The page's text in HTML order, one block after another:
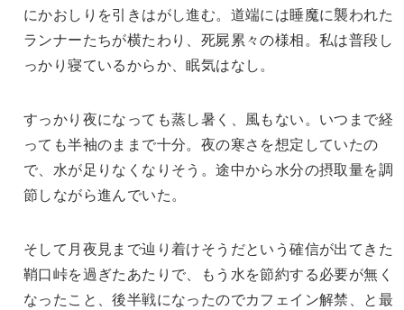
にかおしりを引きはがし進む。道端には睡魔に襲われた
ランナーたちが横たわり、死屍累々の様相。私は普段し
っかり寝ているからか、眠気はなし。
すっかり夜になっても蒸し暑く、風もない。いつまで経
っても半袖のままで十分。夜の寒さを想定していたの
で、水が足りなくなりそう。途中から水分の摂取量を調
節しながら進んでいた。
そして月夜見まで辿り着けそうだという確信が出てきた
鞘口峠を過ぎたあたりで、もう水を節約する必要が無く
なったこと、後半戦になったのでカフェイン解禁、と最